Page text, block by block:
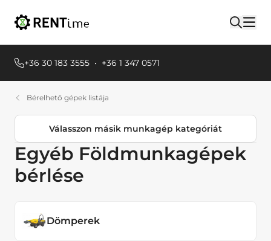
+36 30 183 3555 • +36 1 347 0571
Bérelhető gépek listája
Válasszon másik munkagép kategóriát
Termékkategóriák
Egyéb Földmunkagépek
Dózerek
Egyéb Földmunkagépek
bérlése
Dömperek